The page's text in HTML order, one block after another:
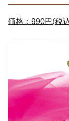
価格：990円(税